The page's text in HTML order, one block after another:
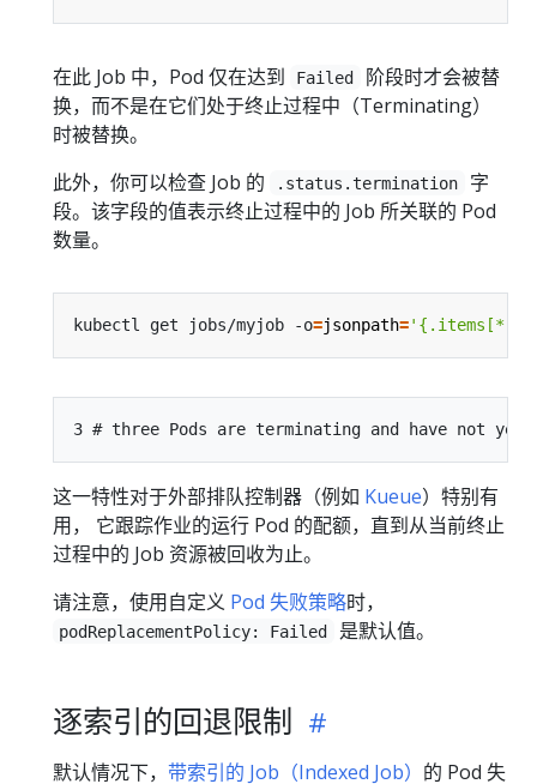
在此 Job 中，Pod 仅在达到 Failed
阶段时才会被替
换，而不是在它们处于终止过程中（Terminating）
时被替换。
此外，你可以检查 Job 的
.status.termination
字
段。该字段的值表示终止过程中的 Job 所关联的 Pod
数量。
kubectl get jobs/myjob -o=jsonpath=
这一特性对于外部排队控制器（例如 Kueue）特别有
用， 它跟踪作业的运行 Pod 的配额，直到从当前终止
过程中的 Job 资源被回收为止。
请注意，使用自定义 Pod 失败策略时，
podReplacementPolicy: Failed 是默认值。
逐索引的回退限制
默认情况下， 带索引的 Job（Indexed Job） 的 Pod 失